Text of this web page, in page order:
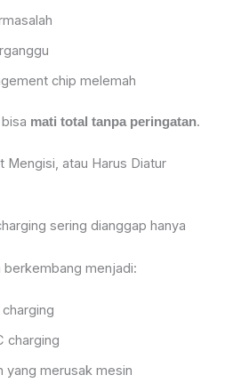
chip melemah
mati total tanpa peringatan.
Mengisi, atau Harus Diatur
sering dianggap hanya
berkembang menjadi:
charging
yang merusak mesin